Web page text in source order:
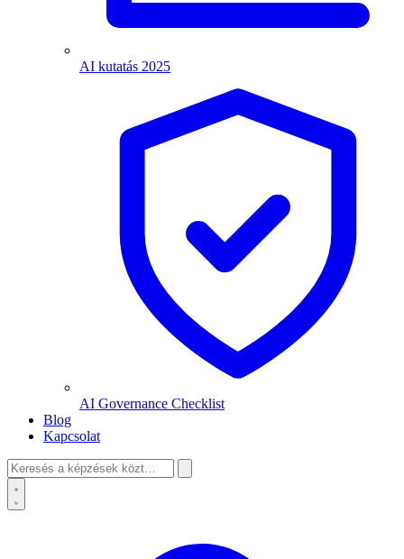
AI kutatás 2025
AI Governance Checklist
Blog
Kapcsolat